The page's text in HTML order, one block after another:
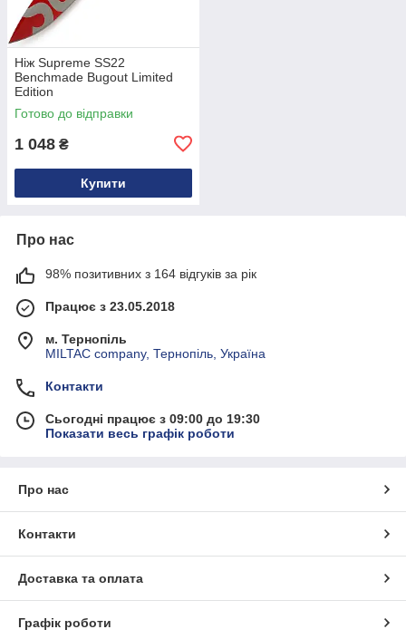
Ніж Supreme SS22
Benchmade Bugout Limited
Edition
Готово до відправки
1 048 ₴
Купити
Про нас
98% позитивних з 164 відгуків за рік
Працює з 23.05.2018
м. Тернопіль
MILTAC company, Тернопіль, Україна
Контакти
Сьогодні працює з 09:00 до 19:30
Показати весь графік роботи
Про нас
Контакти
Доставка та оплата
Графік роботи